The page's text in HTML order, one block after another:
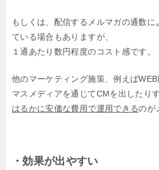
もしくは、配信するメルマガの通数に
ている場合もありますが、
１通あたり数円程度のコスト感です。
他のマーケティング施策、例えばWEB
マスメディアを通じてCMを出したり
はるかに安価な費用で運用できるのが
・効果が出やすい